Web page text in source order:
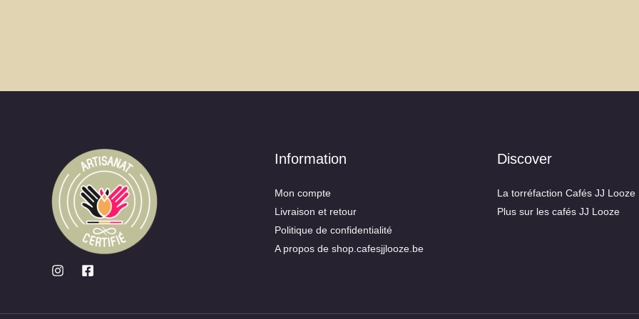
Information
Mon compte
Livraison et retour
Politique de confidentialité
A propos de shop.cafesjjlooze.be
Discover
La torréfaction Cafés JJ Looze
Plus sur les cafés JJ Looze